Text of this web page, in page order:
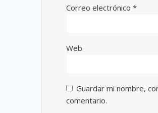
Correo electrónico*
Web
Guardar mi nombre,
comentario.